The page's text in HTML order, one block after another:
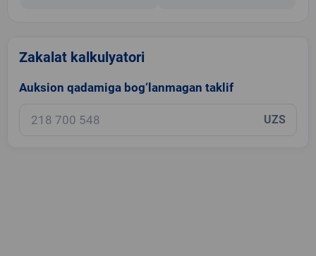
Zakalat kalkulyatori
Auksion qadamiga bog‘lanmagan taklif
UZS